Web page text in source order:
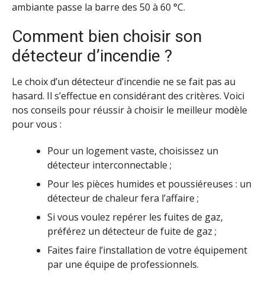
ambiante passe la barre des 50 à 60 °C.
Comment bien choisir son
détecteur d’incendie ?
Le choix d’un détecteur d’incendie ne se fait pas au
hasard. Il s’effectue en considérant des critères. Voici
nos conseils pour réussir à choisir le meilleur modèle
pour vous :
Pour un logement vaste, choisissez un
détecteur interconnectable ;
Pour les pièces humides et poussiéreuses : un
détecteur de chaleur fera l’affaire ;
Si vous voulez repérer les fuites de gaz,
préférez un détecteur de fuite de gaz ;
Faites faire l’installation de votre équipement
par une équipe de professionnels.